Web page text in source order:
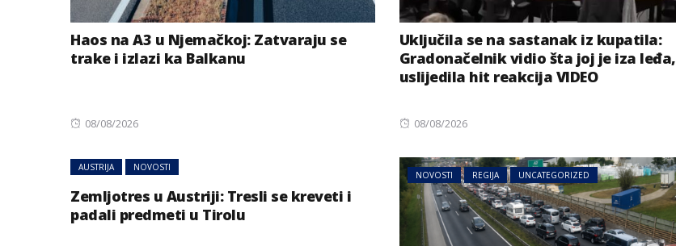
Haos na A3 u Njemačkoj: Zatvaraju se
trake i izlazi ka Balkanu
Posted
08/08/2026
Uključila se na sastanak iz kupatila:
Gradonačelnik vidio šta joj je iza leđa,
uslijedila hit reakcija VIDEO
Posted
08/08/2026
AUSTRIJA NOVOSTI
Zemljotres u Austriji: Tresli se kreveti i
padali predmeti u Tirolu
NOVOSTI REGIJA UNCATEGORIZED